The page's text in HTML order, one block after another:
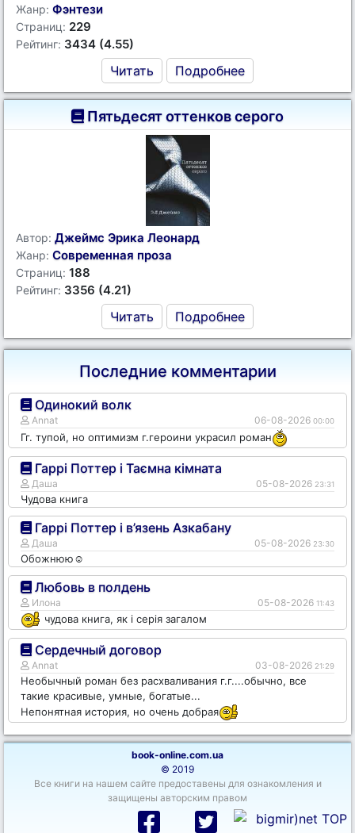
Жанр: Фэнтези
Страниц: 229
Рейтинг: 3434 (4.55)
Читать Подробнее
Пятьдесят оттенков серого
Автор: Джеймс Эрика Леонард
Жанр: Современная проза
Страниц: 188
Рейтинг: 3356 (4.21)
Читать Подробнее
Последние комментарии
Одинокий волк
Annat 06-08-2026 00:00
Гг. тупой, но оптимизм г.героини украсил роман
Гаррі Поттер і Таємна кімната
Даша 05-08-2026 23:31
Чудова книга
Гаррі Поттер і в’язень Азкабану
Даша 05-08-2026 23:30
Обожнюю☺️
Любовь в полдень
Илона 05-08-2026 11:43
чудова книга, як і серія загалом
Сердечный договор
Annat 03-08-2026 21:29
Необычный роман без расхваливания г.г....обычно, все
такие красивые, умные, богатые...
Непонятная история, но очень добрая
book-online.com.ua
© 2019
Все книги на нашем сайте предоставены для ознакомления и
защищены авторским правом